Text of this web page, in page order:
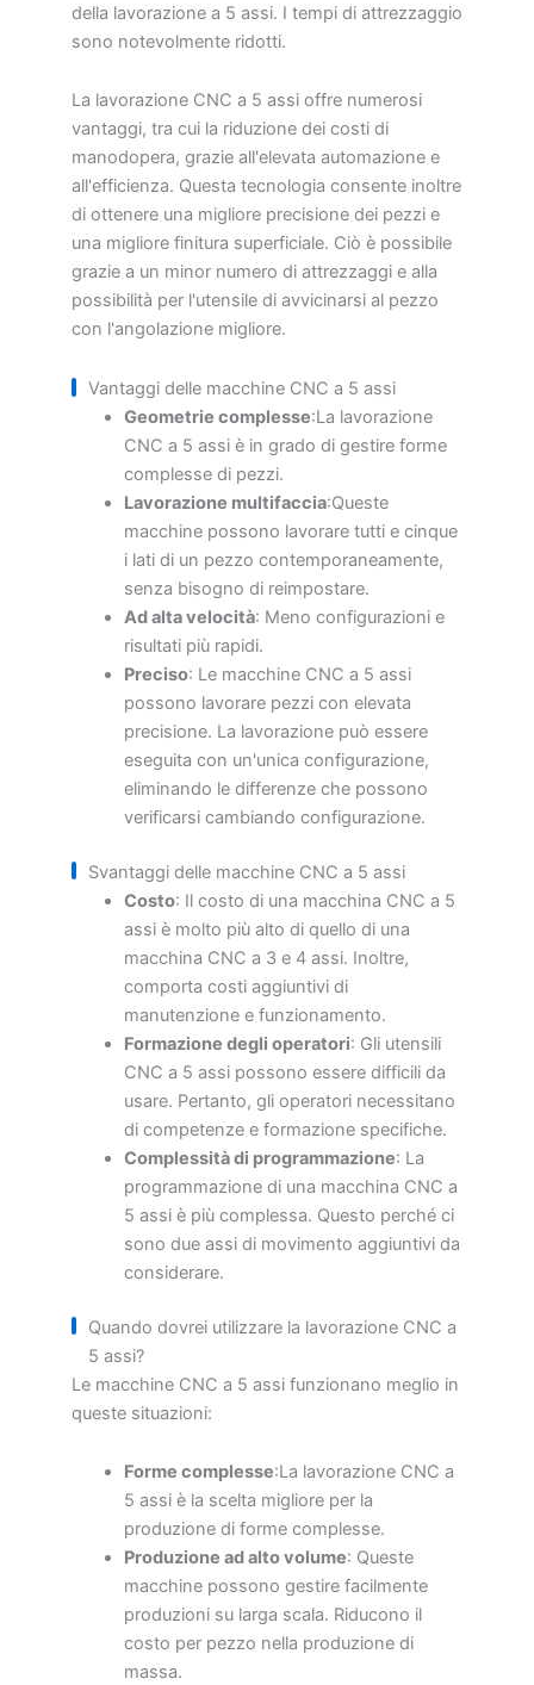
della lavorazione a 5 assi. I tempi di attrezzaggio
sono notevolmente ridotti.
La lavorazione CNC a 5 assi offre numerosi
vantaggi, tra cui la riduzione dei costi di
manodopera, grazie all'elevata automazione e
all'efficienza. Questa tecnologia consente inoltre
di ottenere una migliore precisione dei pezzi e
una migliore finitura superficiale. Ciò è possibile
grazie a un minor numero di attrezzaggi e alla
possibilità per l'utensile di avvicinarsi al pezzo
con l'angolazione migliore.
Vantaggi delle macchine CNC a 5 assi
Geometrie complesse:La lavorazione
CNC a 5 assi è in grado di gestire forme
complesse di pezzi.
Lavorazione multifaccia:Queste
macchine possono lavorare tutti e cinque
i lati di un pezzo contemporaneamente,
senza bisogno di reimpostare.
Ad alta velocità: Meno configurazioni e
risultati più rapidi.
Preciso: Le macchine CNC a 5 assi
possono lavorare pezzi con elevata
precisione. La lavorazione può essere
eseguita con un'unica configurazione,
eliminando le differenze che possono
verificarsi cambiando configurazione.
Svantaggi delle macchine CNC a 5 assi
Costo: Il costo di una macchina CNC a 5
assi è molto più alto di quello di una
macchina CNC a 3 e 4 assi. Inoltre,
comporta costi aggiuntivi di
manutenzione e funzionamento.
Formazione degli operatori: Gli utensili
CNC a 5 assi possono essere difficili da
usare. Pertanto, gli operatori necessitano
di competenze e formazione specifiche.
Complessità di programmazione: La
programmazione di una macchina CNC a
5 assi è più complessa. Questo perché ci
sono due assi di movimento aggiuntivi da
considerare.
Quando dovrei utilizzare la lavorazione CNC a
5 assi?
Le macchine CNC a 5 assi funzionano meglio in
queste situazioni:
Forme complesse:La lavorazione CNC a
5 assi è la scelta migliore per la
produzione di forme complesse.
Produzione ad alto volume: Queste
macchine possono gestire facilmente
produzioni su larga scala. Riducono il
costo per pezzo nella produzione di
massa.